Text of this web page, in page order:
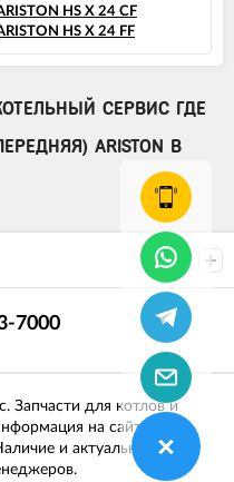
HS X 24 CF
HS X 24 FF
СЕРВИС ГДЕ
ARISTON В
7000
Запчасти для котлов и
на сайте не
и актуальные цены